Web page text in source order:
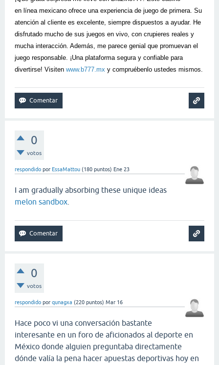
en línea mexicano ofrece una experiencia de juego de primera. Su
atención al cliente es excelente, siempre dispuestos a ayudar. He
disfrutado mucho de sus juegos en vivo, con crupieres reales y
mucha interacción. Además, me parece genial que promuevan el
juego responsable. ¡Una plataforma segura y confiable para
divertirse! Visiten www.b777.mx y compruébenlo ustedes mismos.
0
votos
respondido por EssaMattou (180 puntos) Ene 23
I am gradually absorbing these unique ideas
melon sandbox
0
votos
respondido por qunagxa (220 puntos) Mar 16
Hace poco vi una conversación bastante
interesante en un foro de aficionados al deporte en
México donde alguien preguntaba directamente
dónde valía la pena hacer apuestas deportivas hoy en